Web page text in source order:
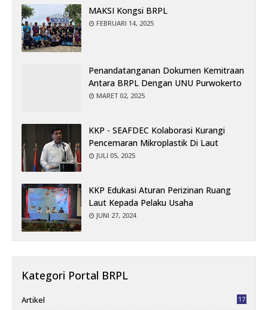
MAKSI Kongsi BRPL
FEBRUARI 14, 2025
Penandatanganan Dokumen Kemitraan
Antara BRPL Dengan UNU Purwokerto
MARET 02, 2025
KKP - SEAFDEC Kolaborasi Kurangi
Pencemaran Mikroplastik Di Laut
JULI 05, 2025
KKP Edukasi Aturan Perizinan Ruang
Laut Kepada Pelaku Usaha
JUNI 27, 2024
Kategori Portal BRPL
Artikel 17